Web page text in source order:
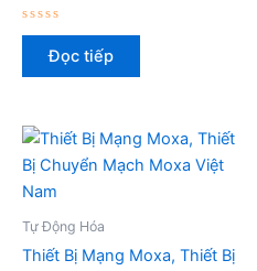
Được
xếp
hạng
0
Đọc tiếp
Tự Động Hóa
Thiết Bị Mạng Moxa, Thiết Bị